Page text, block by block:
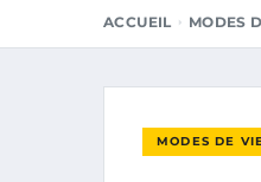
ACCUEIL MODES
MODES DE